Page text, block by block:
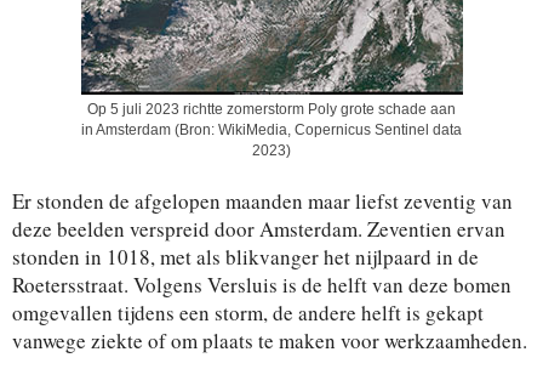
Op 5 juli 2023 richtte zomerstorm Poly grote schade aan
in Amsterdam (Bron: WikiMedia, Copernicus Sentinel data
2023)
Er stonden de afgelopen maanden maar liefst zeventig van
deze beelden verspreid door Amsterdam. Zeventien ervan
stonden in 1018, met als blikvanger het nijlpaard in de
Roetersstraat. Volgens Versluis is de helft van deze bomen
omgevallen tijdens een storm, de andere helft is gekapt
vanwege ziekte of om plaats te maken voor werkzaamheden.